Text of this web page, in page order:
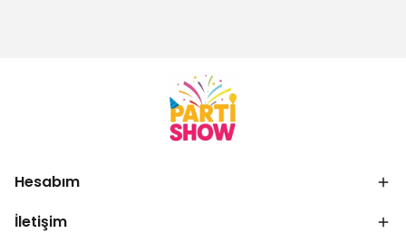
Hesabım
İletişim